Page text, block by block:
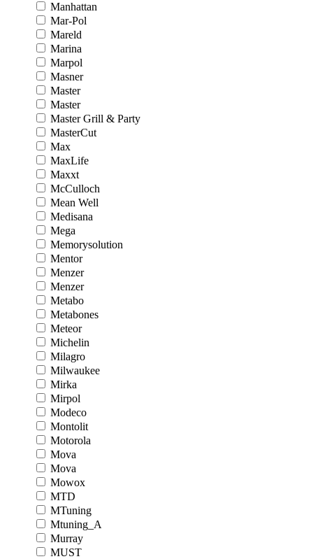
Manhattan
Mar-Pol
Mareld
Marina
Marpol
Masner
Master
Master
Master Grill & Party
MasterCut
Max
MaxLife
Maxxt
McCulloch
Mean Well
Medisana
Mega
Memorysolution
Mentor
Menzer
Menzer
Metabo
Metabones
Meteor
Michelin
Milagro
Milwaukee
Mirka
Mirpol
Modeco
Montolit
Motorola
Mova
Mova
Mowox
MTD
MTuning
Mtuning_A
Murray
MUST